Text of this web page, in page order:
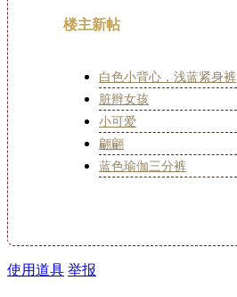
楼主新帖
白色小背心，浅蓝紧身裤
脏辫女孩
小可爱
翩翩
蓝色瑜伽三分裤
使用道具 举报